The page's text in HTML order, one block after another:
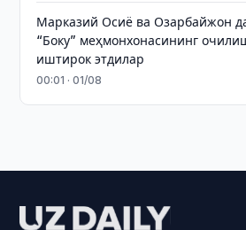
Марказий Осиё ва Озарбайжон
“Боку” меҳмонхонасининг
иштирок этдилар
00:01 · 01/08